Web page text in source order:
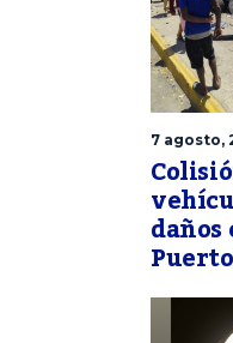
7 agosto,